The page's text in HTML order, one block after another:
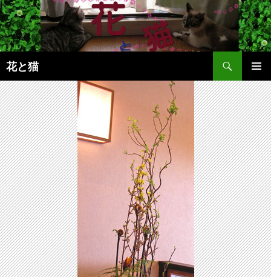
コ
ン
テ
ン
ツ
へ
ス
キ
ッ
プ
花と猫
検
索
メインメ
ニュー